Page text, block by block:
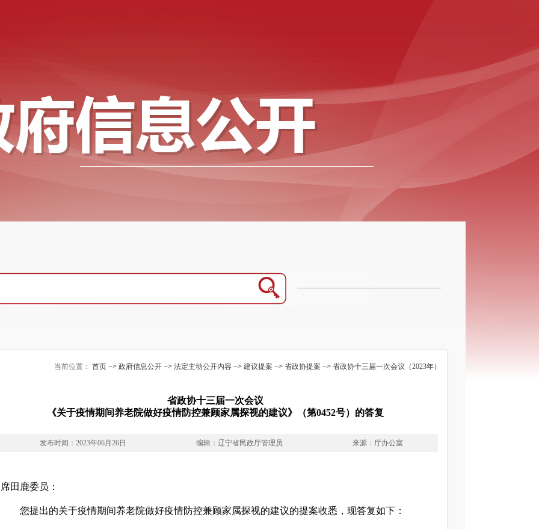
当前位置： 首页 −> 政府信息公开 −> 法定主动公开内容 −> 建议提案 −> 省政协提案 −> 省政协十三届一次会议（2023年）
省政协十三届一次会议
《关于疫情期间养老院做好疫情防控兼顾家属探视的建议》（第0452号）的答复
发布时间：2023年06月26日 编辑：辽宁省民政厅管理员 来源：厅办公室
席田鹿委员：
您提出的关于疫情期间养老院做好疫情防控兼顾家属探视的建议的提案收悉，现答复如下：